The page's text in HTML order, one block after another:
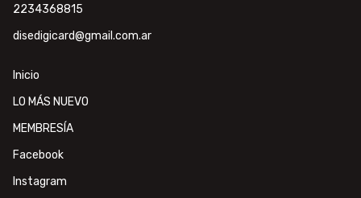
2234368815
disedigicard@gmail.com.ar
Inicio
LO MÁS NUEVO
MEMBRESÍA
Facebook
Instagram